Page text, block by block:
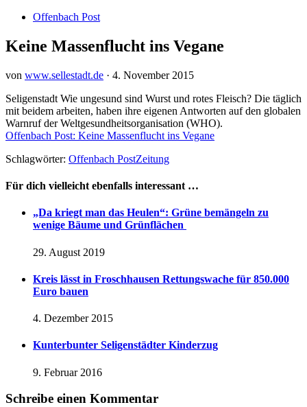
Offenbach Post
Keine Massenflucht ins Vegane
von www.sellestadt.de · 4. November 2015
Seligenstadt Wie ungesund sind Wurst und rotes Fleisch? Die täglich
mit beidem arbeiten, haben ihre eigenen Antworten auf den globalen
Warnruf der Weltgesundheitsorganisation (WHO).
Offenbach Post: Keine Massenflucht ins Vegane
Schlagwörter: Offenbach PostZeitung
Für dich vielleicht ebenfalls interessant …
„Da kriegt man das Heulen“: Grüne bemängeln zu
wenige Bäume und Grünflächen
29. August 2019
Kreis lässt in Froschhausen Rettungswache für 850.000
Euro bauen
4. Dezember 2015
Kunterbunter Seligenstädter Kinderzug
9. Februar 2016
Schreibe einen Kommentar